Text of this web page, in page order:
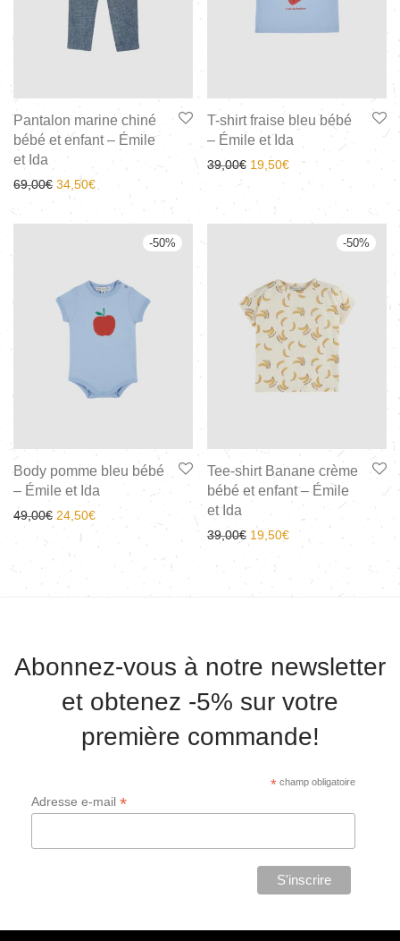
Pantalon marine chiné
bébé et enfant – Émile
et Ida
69,00€ 34,50€
T-shirt fraise bleu bébé
– Émile et Ida
39,00€ 19,50€
-50%
Body pomme bleu bébé
– Émile et Ida
49,00€ 24,50€
-50%
Tee-shirt Banane crème
bébé et enfant – Émile
et Ida
39,00€ 19,50€
Abonnez-vous à notre newsletter
et obtenez -5% sur votre
première commande!
*champ obligatoire
Adresse e-mail *